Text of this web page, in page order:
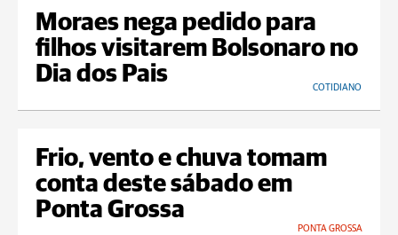
Moraes nega pedido para
filhos visitarem Bolsonaro no
Dia dos Pais
COTIDIANO
Frio, vento e chuva tomam
conta deste sábado em
Ponta Grossa
PONTA GROSSA